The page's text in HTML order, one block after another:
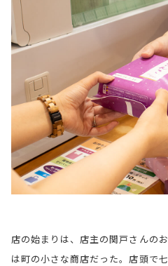
店の始まりは、店主の関戸さんの
は町の小さな商店だった。店頭で